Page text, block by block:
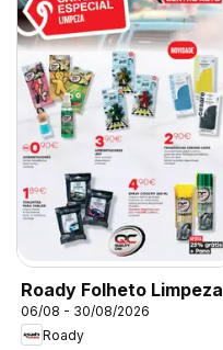
Roady Folheto Limpeza
06/08 - 30/08/2026
Roady